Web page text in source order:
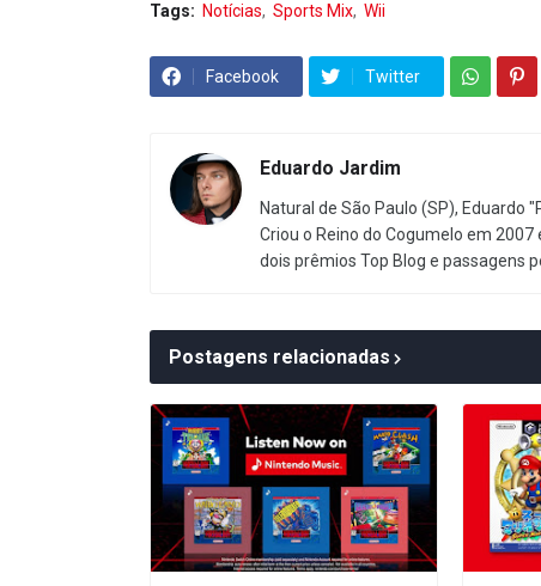
Tags: Notícias Sports Mix Wii
Facebook Twitter
Eduardo Jardim
Natural de São Paulo (SP), Eduardo
Criou o Reino do Cogumelo em
dois prêmios Top Blog e passagens
Postagens relacionadas